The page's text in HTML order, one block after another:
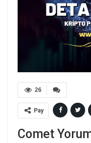
26
Pay
Comet